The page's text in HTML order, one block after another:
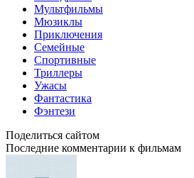
Мультфильмы
Мюзиклы
Приключения
Семейные
Спортивные
Триллеры
Ужасы
Фантастика
Фэнтези
Поделиться сайтом
Последние комментарии к фильмам